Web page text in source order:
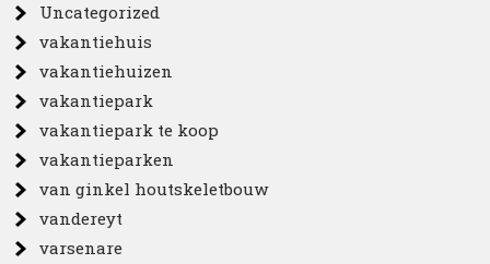
Uncategorized
vakantiehuis
vakantiehuizen
vakantiepark
vakantiepark te koop
vakantieparken
van ginkel houtskeletbouw
vandereyt
varsenare